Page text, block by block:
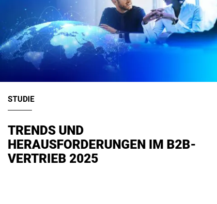
STUDIE
TRENDS UND
HERAUSFORDERUNGEN IM B2B-
VERTRIEB 2025